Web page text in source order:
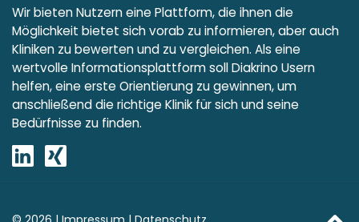
Wir bieten Nutzern eine Plattform, die ihnen die
Möglichkeit bietet sich vorab zu informieren, aber auch
Kliniken zu bewerten und zu vergleichen. Als eine
wertvolle Informationsplattform soll Diakrino Usern
helfen, eine erste Orientierung zu gewinnen, um
anschließend die richtige Klinik für sich und seine
Bedürfnisse zu finden.